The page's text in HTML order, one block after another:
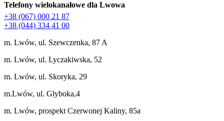
Telefony wielokanałowe dla Lwowa
+38 (067) 000 21 87
+38 (044) 334 41 00
m. Lwów, ul. Szewczenka, 87 A
m. Lwów, ul. Lyczakiwska, 52
m. Lwów, ul. Skoryka, 29
m.Lwów, ul. Glyboka,4
m. Lwów, prospekt Czerwonej Kaliny, 85a